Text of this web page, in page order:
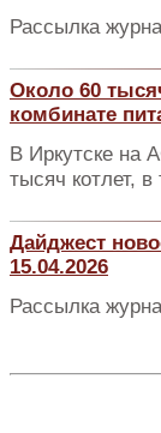
Рассылка
Около 60
комбинате
В Иркутске на
тысяч котлет,
Дайджест
15.04.2026
Рассылка